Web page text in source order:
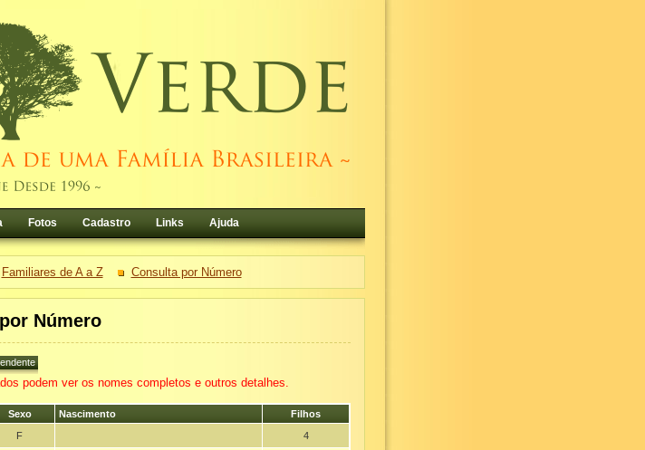
Fotos Cadastro Links Ajuda
Familiares de A a Z Consulta por Número
Número
podem ver os nomes completos e outros detalhes.
Sexo Nascimento
Filhos
F 4